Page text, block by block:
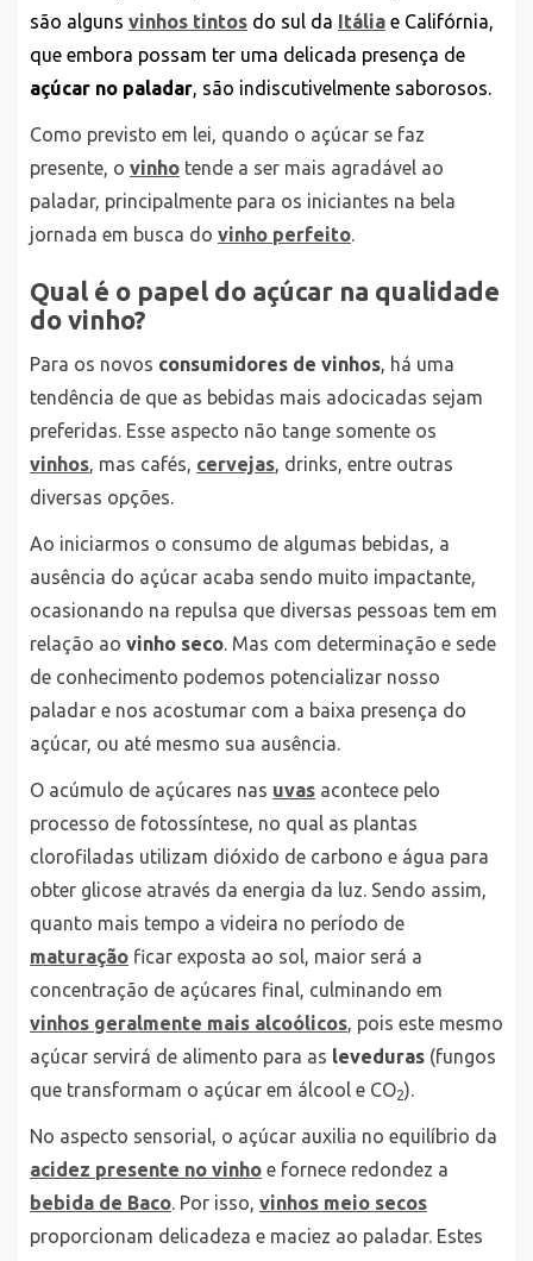
são alguns vinhos tintos do sul da Itália e Califórnia,
que embora possam ter uma delicada presença de
açúcar no paladar, são indiscutivelmente saborosos.
Como previsto em lei, quando o açúcar se faz
presente, o vinho tende a ser mais agradável ao
paladar, principalmente para os iniciantes na bela
jornada em busca do vinho perfeito.
Qual é o papel do açúcar na qualidade
do vinho?
Para os novos consumidores de vinhos, há uma
tendência de que as bebidas mais adocicadas sejam
preferidas. Esse aspecto não tange somente os
vinhos, mas cafés, cervejas, drinks, entre outras
diversas opções.
Ao iniciarmos o consumo de algumas bebidas, a
ausência do açúcar acaba sendo muito impactante,
ocasionando na repulsa que diversas pessoas tem em
relação ao vinho seco. Mas com determinação e sede
de conhecimento podemos potencializar nosso
paladar e nos acostumar com a baixa presença do
açúcar, ou até mesmo sua ausência.
O acúmulo de açúcares nas uvas acontece pelo
processo de fotossíntese, no qual as plantas
clorofiladas utilizam dióxido de carbono e água para
obter glicose através da energia da luz. Sendo assim,
quanto mais tempo a videira no período de
maturação ficar exposta ao sol, maior será a
concentração de açúcares final, culminando em
vinhos geralmente mais alcoólicos, pois este mesmo
açúcar servirá de alimento para as leveduras (fungos
que transformam o açúcar em álcool e CO2).
No aspecto sensorial, o açúcar auxilia no equilíbrio da
acidez presente no vinho e fornece redondez a
bebida de Baco. Por isso, vinhos meio secos
proporcionam delicadeza e maciez ao paladar. Estes